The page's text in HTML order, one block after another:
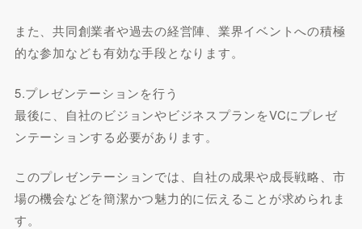
また、共同創業者や過去の経営陣、業界イベントへの積極
的な参加なども有効な手段となります。
5.プレゼンテーションを行う
最後に、自社のビジョンやビジネスプランをVCにプレゼ
ンテーションする必要があります。
このプレゼンテーションでは、自社の成果や成長戦略、市
場の機会などを簡潔かつ魅力的に伝えることが求められま
す。